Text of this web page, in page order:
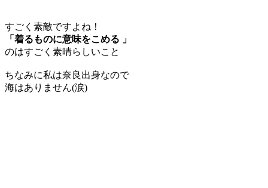
すごく素敵ですよね！
「着るものに意味をこめる 」
のはすごく素晴らしいこと
ちなみに私は奈良出身なので
海はありません(涙)